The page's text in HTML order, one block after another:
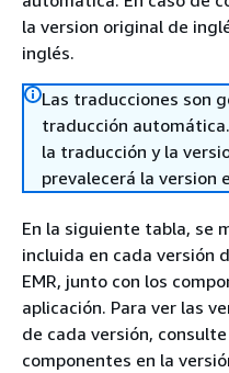
la version original de
inglés.
Las traducciones son
traducción
la traducción y la
prevalecerá la version
En la siguiente tabla, se
incluida en cada versión
EMR, junto con los
aplicación. Para ver las
de cada versión,
componentes en la